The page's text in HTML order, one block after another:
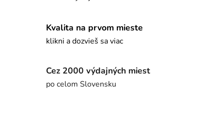
Kvalita na prvom mieste
klikni a dozvieš sa viac
Cez 2000 výdajných miest
po celom Slovensku